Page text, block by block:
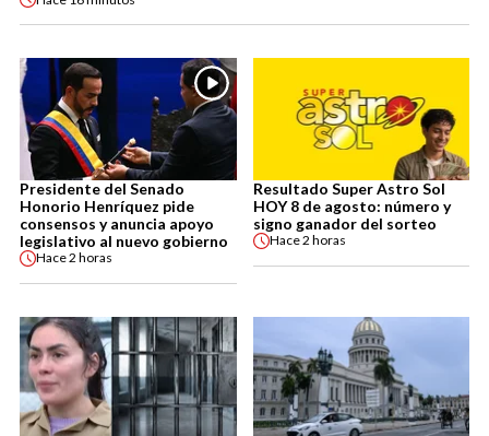
Presidente del Senado
Honorio Henríquez pide
consensos y anuncia apoyo
legislativo al nuevo gobierno
Hace2 horas
Resultado Super Astro Sol
HOY 8 de agosto: número y
signo ganador del sorteo
Hace2 horas